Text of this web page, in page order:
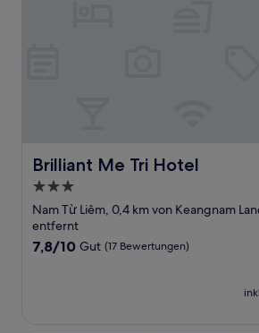
Brilliant Me Tri Hotel
Brilliant Me Tri Hotel
3.0-
Sterne-
Unterkunft
Nam Từ Liêm, 0,4 km von Keangnam
entfernt
7.8
7,8/10 Gut (17 Bewertungen)